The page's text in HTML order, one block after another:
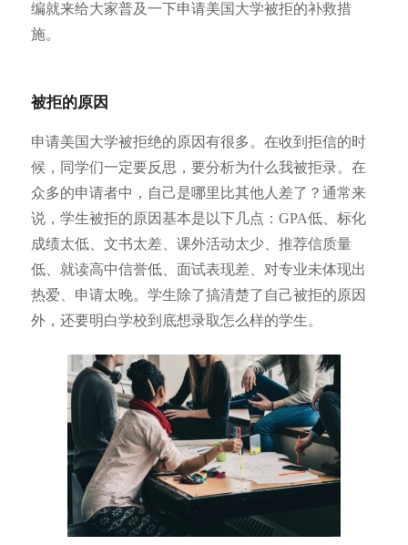
编就来给大家普及一下申请美国大学被拒的补救措
施。
被拒的原因
申请美国大学被拒绝的原因有很多。在收到拒信的时
候，同学们一定要反思，要分析为什么我被拒录。在
众多的申请者中，自己是哪里比其他人差了？通常来
说，学生被拒的原因基本是以下几点：GPA低、标化
成绩太低、文书太差、课外活动太少、推荐信质量
低、就读高中信誉低、面试表现差、对专业未体现出
热爱、申请太晚。学生除了搞清楚了自己被拒的原因
外，还要明白学校到底想录取怎么样的学生。